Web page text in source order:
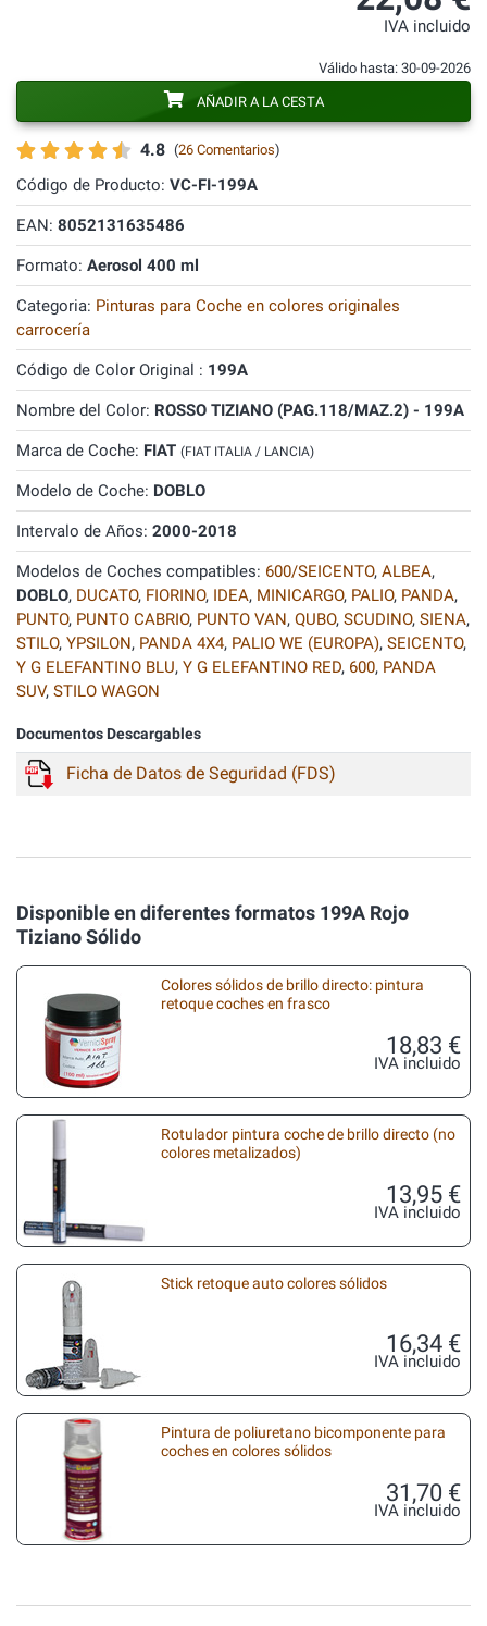
4.8 (26 Comentarios)
Código de Producto: VC-FI-199A
EAN: 8052131635486
Formato: Aerosol 400 ml
Categoria: Pinturas para Coche en colores originales
carrocería
Código de Color Original : 199A
Nombre del Color: ROSSO TIZIANO (PAG.118/MAZ.2) - 199A
Marca de Coche: FIAT (FIAT ITALIA / LANCIA)
Modelo de Coche: DOBLO
Intervalo de Años: 2000-2018
Modelos de Coches compatibles: 600/SEICENTO, ALBEA,
DOBLO, DUCATO, FIORINO, IDEA, MINICARGO, PALIO, PANDA,
PUNTO, PUNTO CABRIO, PUNTO VAN, QUBO, SCUDINO, SIENA,
STILO, YPSILON, PANDA 4X4, PALIO WE (EUROPA), SEICENTO,
Y G ELEFANTINO BLU, Y G ELEFANTINO RED, 600, PANDA
SUV, STILO WAGON
Documentos Descargables
Ficha de Datos de Seguridad (FDS)
IVA incluido
Válido hasta: 30-09-2026
AÑADIR A LA CESTA
Disponible en diferentes formatos 199A Rojo
Tiziano Sólido
Colores sólidos de brillo directo: pintura
retoque coches en frasco
18,83 €
IVA incluido
Rotulador pintura coche de brillo directo (no
colores metalizados)
13,95 €
IVA incluido
Stick retoque auto colores sólidos
16,34 €
IVA incluido
Pintura de poliuretano bicomponente para
coches en colores sólidos
31,70 €
IVA incluido